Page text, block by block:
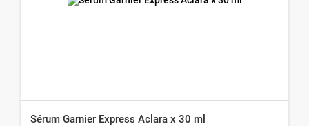
Sérum Garnier Express Aclara x 30 ml